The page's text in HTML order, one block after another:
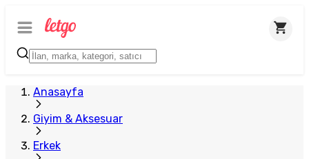
Anasayfa
Giyim & Aksesuar
Erkek